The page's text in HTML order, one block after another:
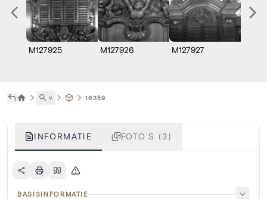
M127925 M127926 M127927
˅ 16359
INFORMATIE FOTO'S (3)
BASISINFORMATIE